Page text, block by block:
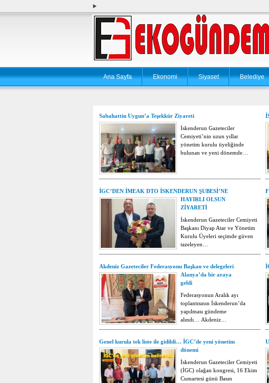
Ana Sayfa Ekonomi Siyaset Belediye
Sabahattin Uygun’a Teşekkür Ziyareti
İskenderun Gazeteciler
Cemiyeti’nin uzun yıllar
yönetim kurulu üyeliğinde
bulunan ve yeni dönemde…
İGC’DEN İMEAK DTO İSKENDERUN ŞUBESİ’NE
HAYIRLI OLSUN
ZİYARETİ
İskenderun Gazeteciler Cemiyeti
Başkanı Diyap Atar ve Yönetim
Kurulu Üyeleri seçimde güven
tazeleyen…
Akdeniz Gazeteciler Federasyonu Başkan ve delegeleri
Alanya’da bir araya
geldi
Federasyonun Aralık ayı
toplantısının İskenderun’da
yapılması gündeme
alındı… Akdeniz…
Genel kurula tek liste ile gidildi… İGC’de yeni yönetim
dönemi
İskenderun Gazeteciler Cemiyeti
(İGC) olağan kongresi, 16 Ekim
Cumartesi günü Basın